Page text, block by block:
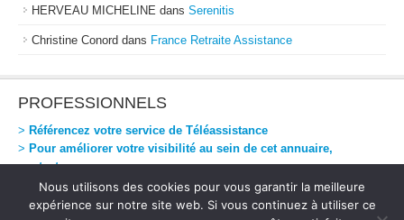
HERVEAU MICHELINE dans Serenitis
Christine Conord dans France Retraite Assistance
PROFESSIONNELS
> Référencez votre service de Téléassistance
> Pour améliorer votre visibilité au sein de cet annuaire,
contactez-nous
Nous utilisons des cookies pour vous garantir la meilleure
expérience sur notre site web. Si vous continuez à utiliser ce